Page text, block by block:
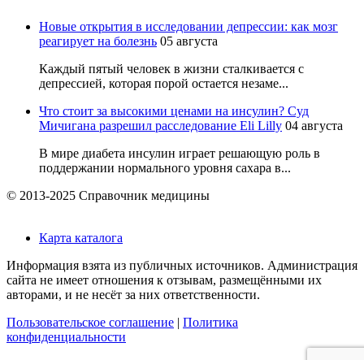
Новые открытия в исследовании депрессии: как мозг
реагирует на болезнь 05 августа
Каждый пятый человек в жизни сталкивается с
депрессией, которая порой остается незаме...
Что стоит за высокими ценами на инсулин? Суд
Мичигана разрешил расследование Eli Lilly 04 августа
В мире диабета инсулин играет решающую роль в
поддержании нормального уровня сахара в...
© 2013-2025 Справочник медицины
Карта каталога
Информация взята из публичных источников. Администрация
сайта не имеет отношения к отзывам, размещёнными их
авторами, и не несёт за них ответственности.
Пользовательское соглашение
Политика
конфиденциальности